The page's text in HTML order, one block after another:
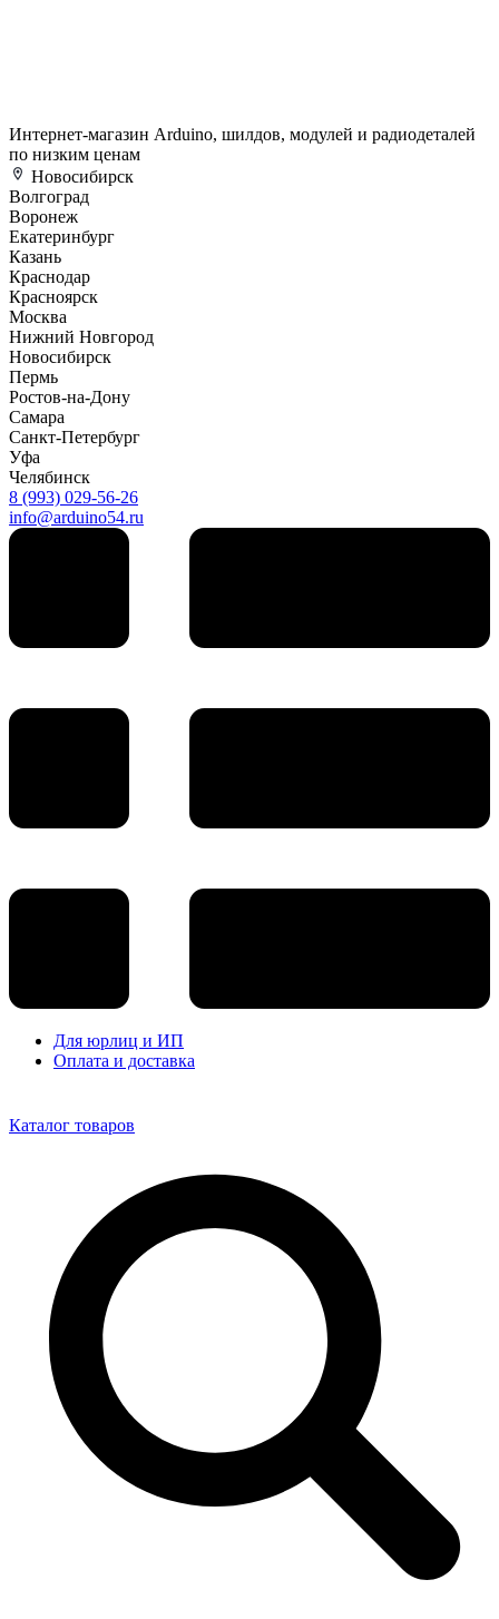
Интернет-магазин Arduino, шилдов, модулей и радиодеталей
по низким ценам
Новосибирск
Волгоград
Воронеж
Екатеринбург
Казань
Краснодар
Красноярск
Москва
Нижний Новгород
Новосибирск
Пермь
Ростов-на-Дону
Самара
Санкт-Петербург
Уфа
Челябинск
8 (993) 029-56-26
info@arduino54.ru
Для юрлиц и ИП
Оплата и доставка
Каталог товаров